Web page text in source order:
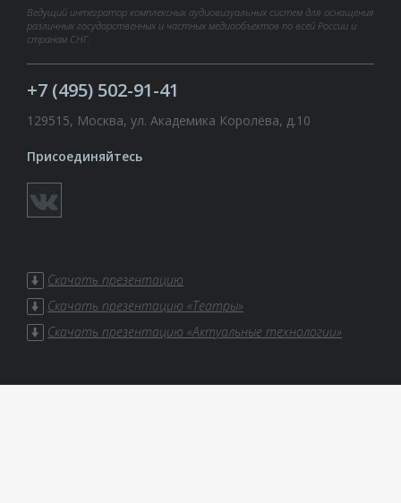
Ведущий интегратор комплексных аудиовизуальных систем для оснащения
различных государственных и частных медиаобъектов по всей России и
странам СНГ.
+7 (495) 502-91-41
129515, Москва, ул. Академика Королёва, д.10
Присоединяйтесь
Скачать презентацию
Скачать презентацию «Театры»
Скачать презентацию «Актуальные технологии»